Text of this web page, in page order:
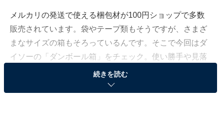
メルカリの発送で使える梱包材が100円ショップで多数
販売されています。袋やテープ類もそうですが、さまざ
まなサイズの箱もそろっているんです。そこで今回はダ
イソーの「ダンボール箱」をチェック。使い勝手や見落
としがちな注意点を解説します。
続きを読む